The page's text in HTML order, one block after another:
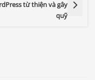
từ thiện và gây
quỹ